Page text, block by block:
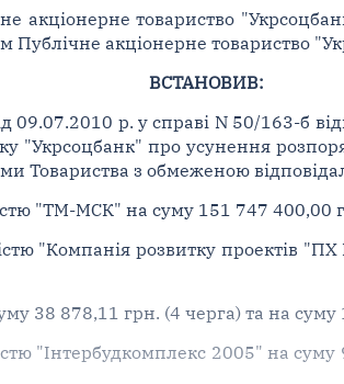
акціонерне товариство
Публічне акціонерне товариство
ВСТАНОВИВ:
09.07.2010 р. у справі N 50/163-б
"Укрсоцбанк" про усунення
Товариства з обмеженою
"ТМ-МСК" на суму 151 747 400,00
"Компанія розвитку проектів
38 878,11 грн. (4 черга) та на суму
"Інтербудкомплекс 2005" на